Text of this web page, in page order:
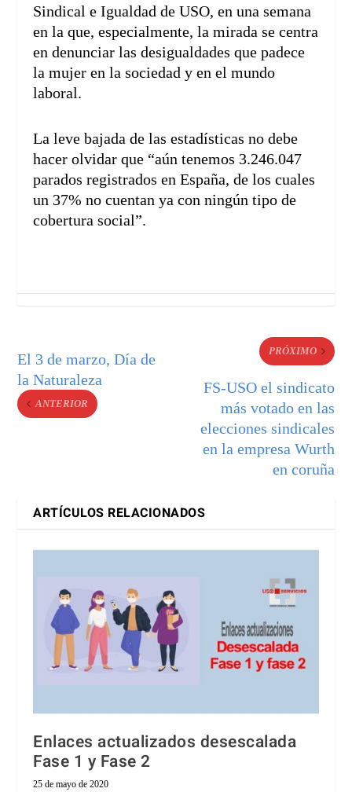
Sindical e Igualdad de USO, en una semana
en la que, especialmente, la mirada se centra
en denunciar las desigualdades que padece
la mujer en la sociedad y en el mundo
laboral.
La leve bajada de las estadísticas no debe
hacer olvidar que “aún tenemos 3.246.047
parados registrados en España, de los cuales
un 37% no cuentan ya con ningún tipo de
cobertura social”.
El 3 de marzo, Día de
la Naturaleza
ANTERIOR
PRÓXIMO
FS-USO el sindicato
más votado en las
elecciones sindicales
en la empresa Wurth
en coruña
ARTÍCULOS RELACIONADOS
Enlaces actualizados desescalada
Fase 1 y Fase 2
25 de mayo de 2020